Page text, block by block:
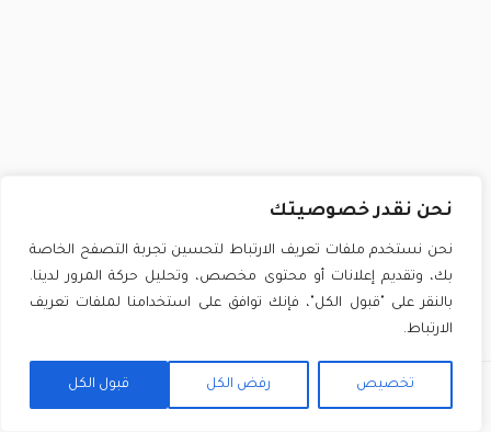
نحن نقدر خصوصيتك
نحن نستخدم ملفات تعريف الارتباط لتحسين تجربة التصفح الخاصة
بك، وتقديم إعلانات أو محتوى مخصص، وتحليل حركة المرور لدينا.
بالنقر على "قبول الكل"، فإنك توافق على استخدامنا لملفات تعريف
الارتباط.
تخصيص رفض الكل قبول الكل